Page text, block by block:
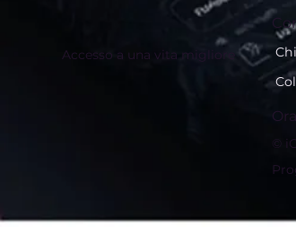
Accesso a una vita migliore
©